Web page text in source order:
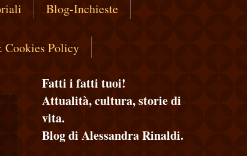
Blog-Inchieste
Policy
Fatti i fatti tuoi!
Attualità, cultura, storie di
vita.
Blog di Alessandra Rinaldi.